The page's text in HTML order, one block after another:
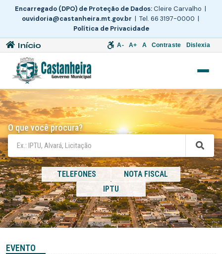
Encarregado (DPO) de Proteção de Dados:Cleire Carvalho |
ouvidoria@castanheira.mt.gov.br | Tel. 66 3197-0000 |
Política de Privacidade
Início A- A+ A Contraste Dislexia
O que você procura?
TELEFONES
NOTA FISCAL
IPTU
EVENTO